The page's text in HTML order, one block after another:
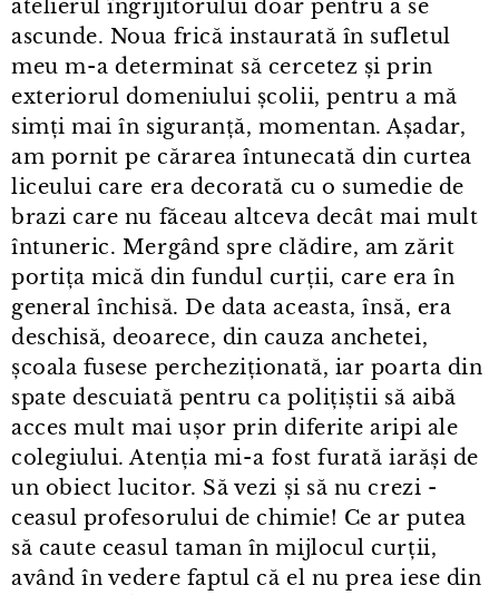
atelierul îngrijitorului doar pentru a se
ascunde. Noua frică instaurată în sufletul
meu m⁠-⁠a determinat să cercetez și prin
exteriorul domeniului școlii, pentru a mă
simți mai în siguranță, momentan. Așadar,
am pornit pe cărarea întunecată din curtea
liceului care era decorată cu o sumedie de
brazi care nu făceau altceva decât mai mult
întuneric. Mergând spre clădire, am zărit
portița mică din fundul curții, care era în
general închisă. De data aceasta, însă, era
deschisă, deoarece, din cauza anchetei,
școala fusese percheziționată, iar poarta din
spate descuiată pentru ca polițiștii să aibă
acces mult mai ușor prin diferite aripi ale
colegiului. Atenția mi⁠-⁠a fost furată iarăși de
un obiect lucitor. Să vezi și să nu crezi -
ceasul profesorului de chimie! Ce ar putea
să caute ceasul taman în mijlocul curții,
având în vedere faptul că el nu prea iese din